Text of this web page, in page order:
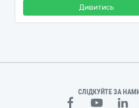
Дивитись
СЛІДКУЙТЕ ЗА